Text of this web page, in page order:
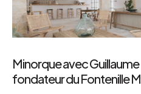
Minorque avec
fondateur du Fontenille